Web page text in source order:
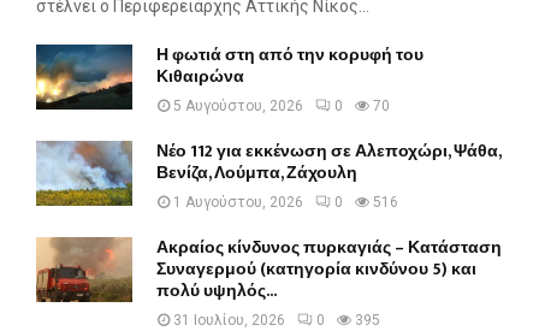
στέλνει ο Περιφερειάρχης Αττικής Νίκος...
Η φωτιά στη από την κορυφή του
Κιθαιρώνα
5 Αυγούστου, 2026 0 70
Νέο 112 για εκκένωση σε Αλεποχώρι, Ψάθα,
Βενίζα, Λούμπα, Ζάχουλη
1 Αυγούστου, 2026 0 516
Ακραίος κίνδυνος πυρκαγιάς – Κατάσταση
Συναγερμού (κατηγορία κινδύνου 5) και
πολύ υψηλός...
31 Ιουλίου, 2026 0 395